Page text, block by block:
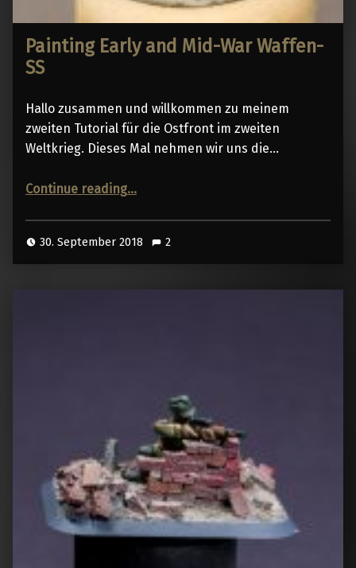
Painting Early and Mid-War Waffen-
SS
Hallo zusammen und willkommen zu meinem
zweiten Tutorial für die Ostfront im zweiten
Weltkrieg. Dieses Mal nehmen wir uns die…
Continue reading“Painting Early and Mid-War Waffen-SS”
…
30. September 2018 2